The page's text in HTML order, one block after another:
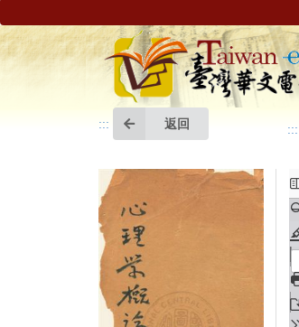
::: 返回 :::